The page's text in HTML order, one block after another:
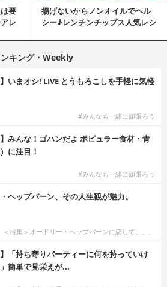
要
レ
揚げないからノンオイルでヘル
シー♪レンチンチップス人気レシ
キング・Weekly
】いまオシ! LIVE とうもろこしを手軽に気軽
#みんなも一緒に頑張ろう
】みんな！ゴハンだよ ポピュラー食材・青
に注目！
#みんなも一緒に頑張ろう
ヘップバーン、その人生観が魅力。
＜特集＞オードリー・ヘップバーンに恋して。。。
】「持ち寄りパーティーに何を持っていけ
簡単で見栄えが...